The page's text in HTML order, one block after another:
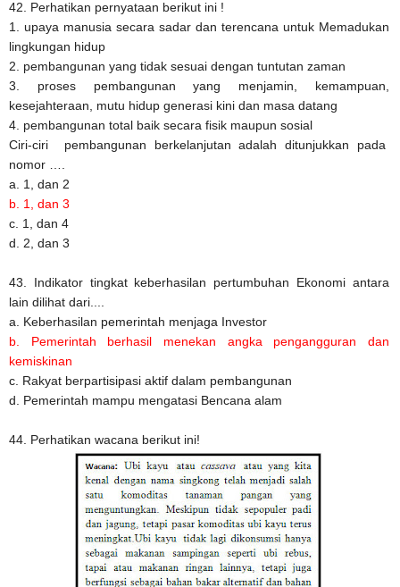
42. Perhatikan pernyataan berikut ini !
1. upaya manusia secara sadar dan terencana untuk Memadukan
lingkungan hidup
2. pembangunan yang tidak sesuai dengan tuntutan zaman
3. proses pembangunan yang menjamin, kemampuan,
kesejahteraan, mutu hidup generasi kini dan masa datang
4. pembangunan total baik secara fisik maupun sosial
Ciri-ciri pembangunan berkelanjutan adalah ditunjukkan pada
nomor ….
a. 1, dan 2
b. 1, dan 3
c. 1, dan 4
d. 2, dan 3
43. Indikator tingkat keberhasilan pertumbuhan Ekonomi antara
lain dilihat dari....
a. Keberhasilan pemerintah menjaga Investor
b. Pemerintah berhasil menekan angka pengangguran dan
kemiskinan
c. Rakyat berpartisipasi aktif dalam pembangunan
d. Pemerintah mampu mengatasi Bencana alam
44. Perhatikan wacana berikut ini!